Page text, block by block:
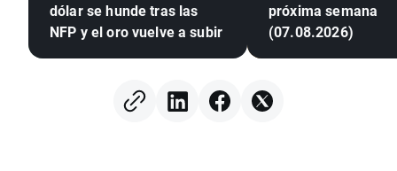
dólar se hunde tras las
NFP y el oro vuelve a subir
próxima semana
(07.08.2026)